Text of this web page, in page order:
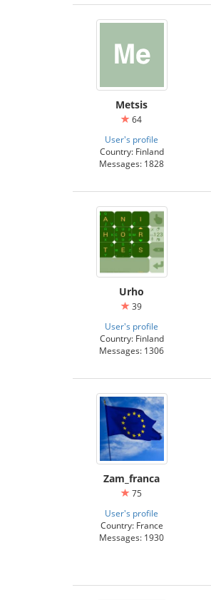
Metsis
64
User's profile
Country: Finland
Messages: 1828
Urho
39
User's profile
Country: Finland
Messages: 1306
Zam_franca
75
User's profile
Country: France
Messages: 1930